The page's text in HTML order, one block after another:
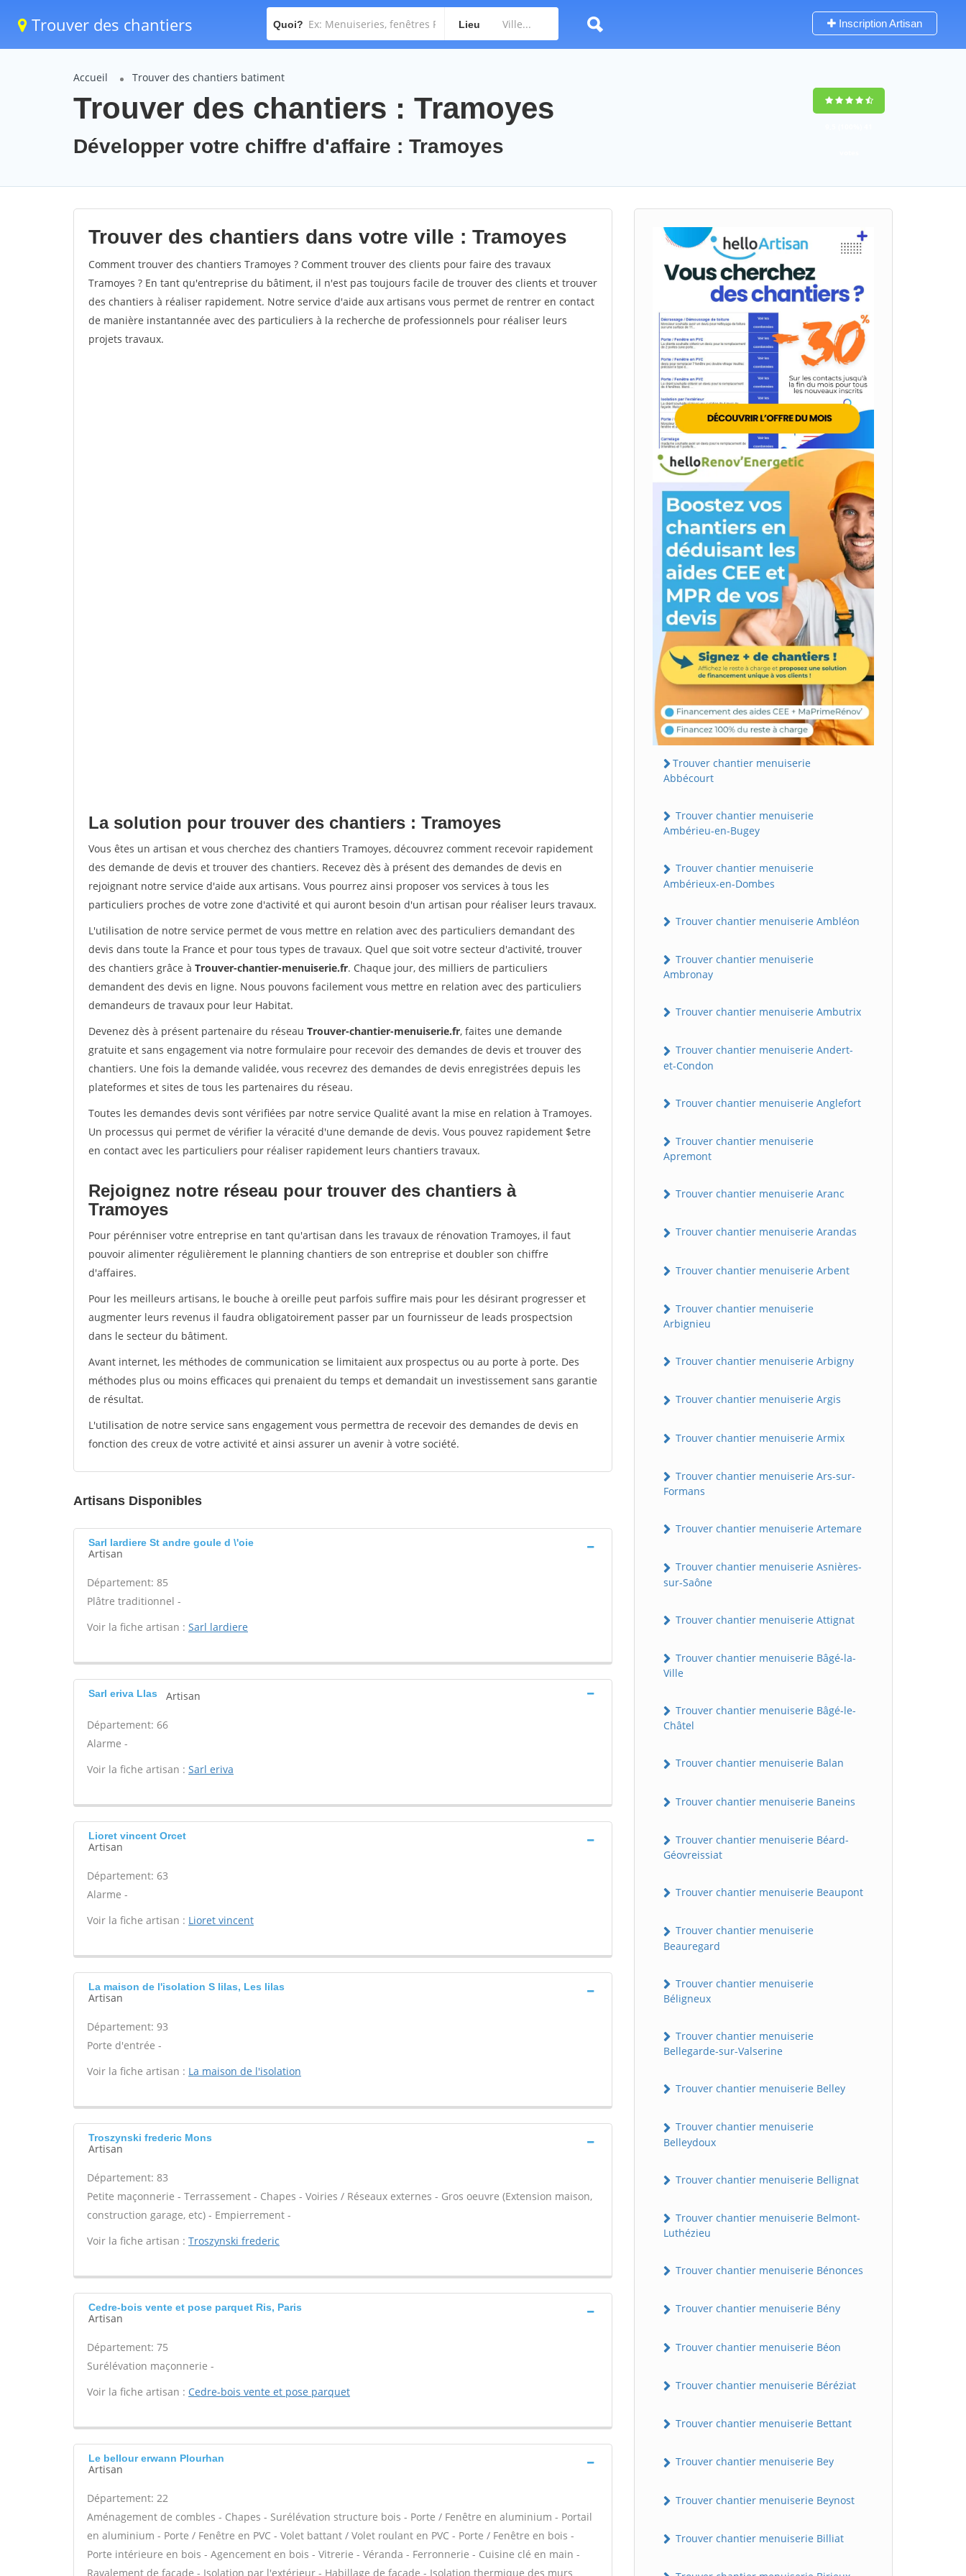
Trouver des chantiers Quoi? Lieu Inscription Artisan
Accueil Trouver des chantiers batiment
Trouver des chantiers : Tramoyes
Développer votre chiffre d'affaire : Tramoyes
Trouver des chantiers dans votre ville : Tramoyes
Comment trouver des chantiers Tramoyes ? Comment trouver des clients pour faire des travaux
Tramoyes ? En tant qu'entreprise du bâtiment, il n'est pas toujours facile de trouver des clients et trouver
des chantiers à réaliser rapidement. Notre service d'aide aux artisans vous permet de rentrer en contact
de manière instantannée avec des particuliers à la recherche de professionnels pour réaliser leurs
projets travaux.
La solution pour trouver des chantiers : Tramoyes
Vous êtes un artisan et vous cherchez des chantiers Tramoyes, découvrez comment recevoir rapidement
des demande de devis et trouver des chantiers. Recevez dès à présent des demandes de devis en
rejoignant notre service d'aide aux artisans. Vous pourrez ainsi proposer vos services à tous les
particuliers proches de votre zone d'activité et qui auront besoin d'un artisan pour réaliser leurs travaux.
L'utilisation de notre service permet de vous mettre en relation avec des particuliers demandant des
devis dans toute la France et pour tous types de travaux. Quel que soit votre secteur d'activité, trouver
des chantiers grâce à Trouver-chantier-menuiserie.fr. Chaque jour, des milliers de particuliers
demandent des devis en ligne. Nous pouvons facilement vous mettre en relation avec des particuliers
demandeurs de travaux pour leur Habitat.
Devenez dès à présent partenaire du réseau Trouver-chantier-menuiserie.fr, faites une demande
gratuite et sans engagement via notre formulaire pour recevoir des demandes de devis et trouver des
chantiers. Une fois la demande validée, vous recevrez des demandes de devis enregistrées depuis les
plateformes et sites de tous les partenaires du réseau.
Toutes les demandes devis sont vérifiées par notre service Qualité avant la mise en relation à Tramoyes.
Un processus qui permet de vérifier la véracité d'une demande de devis. Vous pouvez rapidement $etre
en contact avec les particuliers pour réaliser rapidement leurs chantiers travaux.
Rejoignez notre réseau pour trouver des chantiers à
Tramoyes
Pour pérénniser votre entreprise en tant qu'artisan dans les travaux de rénovation Tramoyes, il faut
pouvoir alimenter régulièrement le planning chantiers de son entreprise et doubler son chiffre
d'affaires.
Pour les meilleurs artisans, le bouche à oreille peut parfois suffire mais pour les désirant progresser et
augmenter leurs revenus il faudra obligatoirement passer par un fournisseur de leads prospectsion
dans le secteur du bâtiment.
Avant internet, les méthodes de communication se limitaient aux prospectus ou au porte à porte. Des
méthodes plus ou moins efficaces qui prenaient du temps et demandait un investissement sans garantie
de résultat.
L'utilisation de notre service sans engagement vous permettra de recevoir des demandes de devis en
fonction des creux de votre activité et ainsi assurer un avenir à votre société.
Artisans Disponibles
Sarl lardiere St andre goule d \'oie
Artisan
Département: 85
Plâtre traditionnel -
Voir la fiche artisan : Sarl lardiere
Sarl eriva Llas Artisan
Département: 66
Alarme -
Voir la fiche artisan : Sarl eriva
Lioret vincent Orcet
Artisan
Département: 63
Alarme -
Voir la fiche artisan : Lioret vincent
La maison de l'isolation S lilas, Les lilas
Artisan
Département: 93
Porte d'entrée -
Voir la fiche artisan : La maison de l'isolation
Troszynski frederic Mons
Artisan
Département: 83
Petite maçonnerie - Terrassement - Chapes - Voiries / Réseaux externes - Gros oeuvre (Extension maison,
construction garage, etc) - Empierrement -
Voir la fiche artisan : Troszynski frederic
Cedre-bois vente et pose parquet Ris, Paris
Artisan
Département: 75
Surélévation maçonnerie -
Voir la fiche artisan : Cedre-bois vente et pose parquet
Le bellour erwann Plourhan
Artisan
Département: 22
Aménagement de combles - Chapes - Surélévation structure bois - Porte / Fenêtre en aluminium - Portail
en aluminium - Porte / Fenêtre en PVC - Volet battant / Volet roulant en PVC - Porte / Fenêtre en bois -
Porte intérieure en bois - Agencement en bois - Vitrerie - Véranda - Ferronnerie - Cuisine clé en main -
Ravalement de façade - Isolation par l'extérieur - Habillage de façade - Isolation thermique des murs
Trouver chantier menuiserie
Abbécourt
Trouver chantier menuiserie
Ambérieu-en-Bugey
Trouver chantier menuiserie
Ambérieux-en-Dombes
Trouver chantier menuiserie Ambléon
Trouver chantier menuiserie
Ambronay
Trouver chantier menuiserie Ambutrix
Trouver chantier menuiserie Andert-
et-Condon
Trouver chantier menuiserie Anglefort
Trouver chantier menuiserie
Apremont
Trouver chantier menuiserie Aranc
Trouver chantier menuiserie Arandas
Trouver chantier menuiserie Arbent
Trouver chantier menuiserie
Arbignieu
Trouver chantier menuiserie Arbigny
Trouver chantier menuiserie Argis
Trouver chantier menuiserie Armix
Trouver chantier menuiserie Ars-sur-
Formans
Trouver chantier menuiserie Artemare
Trouver chantier menuiserie Asnières-
sur-Saône
Trouver chantier menuiserie Attignat
Trouver chantier menuiserie Bâgé-la-
Ville
Trouver chantier menuiserie Bâgé-le-
Châtel
Trouver chantier menuiserie Balan
Trouver chantier menuiserie Baneins
Trouver chantier menuiserie Béard-
Géovreissiat
Trouver chantier menuiserie Beaupont
Trouver chantier menuiserie
Beauregard
Trouver chantier menuiserie
Béligneux
Trouver chantier menuiserie
Bellegarde-sur-Valserine
Trouver chantier menuiserie Belley
Trouver chantier menuiserie
Belleydoux
Trouver chantier menuiserie Bellignat
Trouver chantier menuiserie Belmont-
Luthézieu
Trouver chantier menuiserie Bénonces
Trouver chantier menuiserie Bény
Trouver chantier menuiserie Béon
Trouver chantier menuiserie Béréziat
Trouver chantier menuiserie Bettant
Trouver chantier menuiserie Bey
Trouver chantier menuiserie Beynost
Trouver chantier menuiserie Billiat